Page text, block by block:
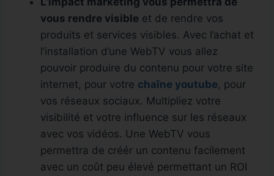
vous rendre visible et de rendre vos
produits et services visibles. Avec l’achat et
l’installation d’une WebTV vous allez
pouvoir produire du contenu pour votre site
internet, pour votre chaîne youtube, pour
vos réseaux sociaux. Multipliez votre
visibilité et votre influence sur les réseaux
avec vos vidéos. Une WebTV vous
permettra de créér un contenu facilement
avec un coût peu élevé permettant un ROI